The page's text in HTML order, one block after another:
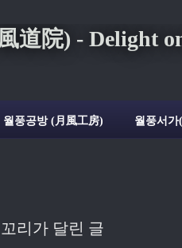
道院) - Delight
월풍공방 (月風工房) 월풍서
리가 달린 글